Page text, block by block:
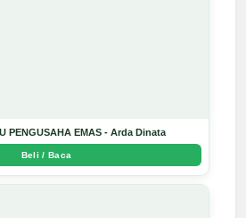
PENGUSAHA EMAS - Arda Dinata
Beli / Baca